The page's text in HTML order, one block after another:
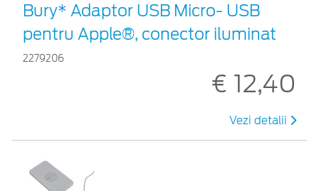
Bury* Adaptor USB Micro- USB
pentru Apple®, conector iluminat
2279206
€ 12,40
Vezi detalii